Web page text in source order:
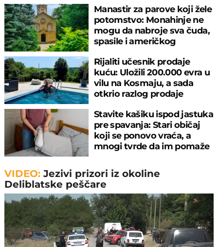
Manastir za parove koji žele
potomstvo: Monahinje ne
mogu da nabroje sva čuda,
spasile i američkog
Rijaliti učesnik prodaje
kuću: Uložili 200.000 evra u
vilu na Kosmaju, a sada
otkrio razlog prodaje
Stavite kašiku ispod jastuka
pre spavanja: Stari običaj
koji se ponovo vraća, a
mnogi tvrde da im pomaže
VIDEO:Jezivi prizori iz okoline
Deliblatske peščare